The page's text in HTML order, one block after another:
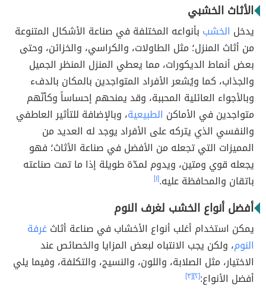
الأثاث الخشبي
يدخل الخشب بأنواعه المختلفة في صناعة الأشكال المتنوعة
من أثاث المنزل؛ مثل الطاولات، والكراسي، والخزائن، وحتى
بعض أنماط الديكورات، مما يعطي المنزل المنظر الجميل
والجذاب، كما ويُشعر الأفراد المتواجدين بالمكان بالدفء
وبالأجواء العائلية المحببة، وقد يمنحهم إحساساً وكأنّهم
متواجدين في الأماكن الطبيعية، وبالإضافة للتأثير العاطفي
والنفسي الذي يتركه على الأفراد يوجد له العديد من
المميزات التي تجعله من الأفضل في صناعة الأثاث؛ فهو
يجعله قوي ومتين، ويدوم لمدّة طويلة إذا ما تمت صناعته
باتقان والمحافظة عليه.[١]
أفضل أنواع الخشب لغرف النوم
يمكن استخدام أغلب أنواع الأخشاب في صناعة أثاثغرفة
النوم، ولكن يجب الانتباه لبعض المزايا والخصائص عند
الاختيار، مثل الصلابة، واللون، والنسيج، والتكلفة، وفيما يلي
أفضل الأنواع:[٢] [٣]